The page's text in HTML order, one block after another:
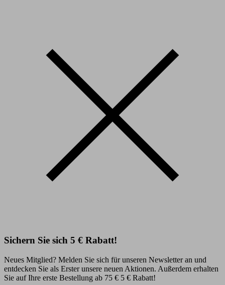
Sichern Sie sich 5 € Rabatt!
Neues Mitglied? Melden Sie sich für unseren Newsletter an und
entdecken Sie als Erster unsere neuen Aktionen. Außerdem erhalten
Sie auf Ihre erste Bestellung ab 75 € 5 € Rabatt!